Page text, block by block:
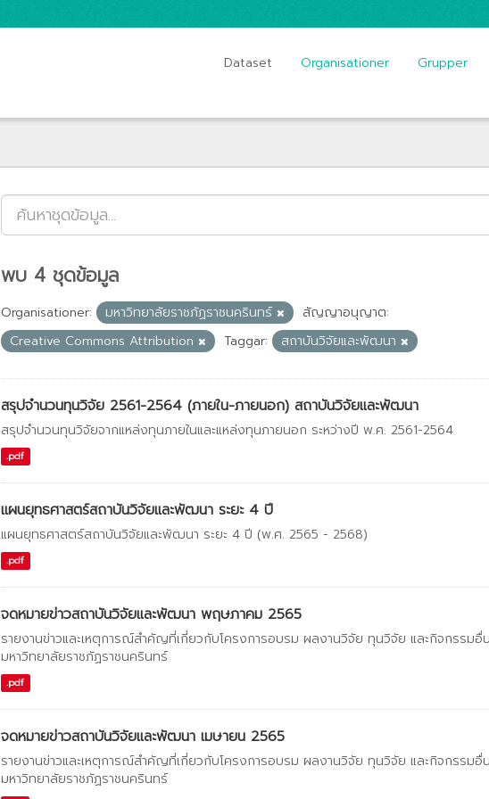
Dataset Organisationer Grupper
พบ 4 ชุดข้อมูล
Organisationer: มหาวิทยาลัยราชภัฏราชนครินทร์
สัญญาอนุญาต:
Creative Commons Attribution
Taggar: สถาบันวิจัยและพัฒนา
สรุปจำนวนทุนวิจัย 2561-2564 (ภายใน-ภายนอก) สถาบันวิจัยและพัฒนา
สรุปจำนวนทุนวิจัยจากแหล่งทุนภายในและแหล่งทุนภายนอก ระหว่างปี พ.ศ. 2561-2564
.pdf
แผนยุทธศาสตร์สถาบันวิจัยและพัฒนา ระยะ 4 ปี
แผนยุทธศาสตร์สถาบันวิจัยและพัฒนา ระยะ 4 ปี (พ.ศ. 2565 - 2568)
.pdf
จดหมายข่าวสถาบันวิจัยและพัฒนา พฤษภาคม 2565
รายงานข่าวและเหตุการณ์สำคัญที่เกี่ยวกับโครงการอบรม ผลงานวิจัย ทุนวิจัย และกิจกรรม
มหาวิทยาลัยราชภัฏราชนครินทร์
.pdf
จดหมายข่าวสถาบันวิจัยและพัฒนา เมษายน 2565
รายงานข่าวและเหตุการณ์สำคัญที่เกี่ยวกับโครงการอบรม ผลงานวิจัย ทุนวิจัย และกิจกรรม
มหาวิทยาลัยราชภัฏราชนครินทร์